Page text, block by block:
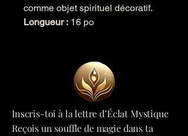
comme objet spirituel décoratif.
Longueur : 16 po
Inscris-toi à la lettre d’Éclat Mystique
Reçois un souffle de magie dans ta